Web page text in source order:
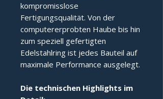
kompromisslose
Fertigungsqualität. Von der
computererprobten Haube bis hin
zum speziell gefertigten
Edelstahlring ist jedes Bauteil auf
maximale Performance ausgelegt.
Die technischen Highlights im